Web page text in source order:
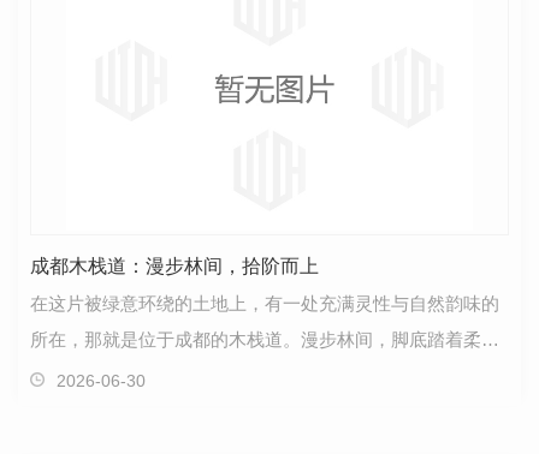
成都木栈道：漫步林间，拾阶而上
在这片被绿意环绕的土地上，有一处充满灵性与自然韵味的
所在，那就是位于成都的木栈道。漫步林间，脚底踏着柔软
的木板，身心仿佛也随之轻盈起来。选择..，带着家人…
2026-06-30